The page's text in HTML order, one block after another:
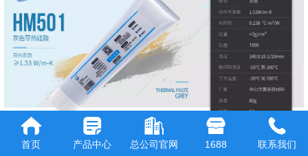
首页 产品中心 总公司官网 1688 联系我们